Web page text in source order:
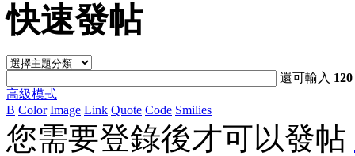
快速發帖
還可輸入 120
高級模式
B Color Image Link Quote Code Smilies
您需要登錄後才可以發帖